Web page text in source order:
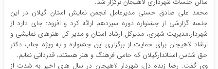
سالن جلسات شهرداری لاهیجان برگزار شد.
محمد علی صادق حسنی مدیرعامل انجمن نمایش استان گیلان در این
جلسه گزارشی از جشنواره دوره سیزدهم ارائه کرد و افزود: جای دارد از
شهردار،مدیریت شهری، مدیرکل ارشاد استان و مدیر کل هنرهای نمایشی و
ارشاد لاهیجان برای حمایت از برگزاری این جشنواره و به ویژه جناب دکتر
حق شناس استاندارگیلان که حامی فرهنگ و هنر هستند، قدردانی نمایم.
وی گفت: رضا زنده دل، شهردار لاهیجان در سال های اخیر به شدت از